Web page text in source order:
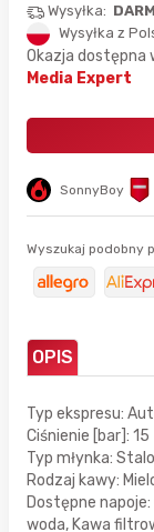
SonnyBoy
Wysyłka:
Wysyłka z
Okazja dostępna
Media Expert
Wyszukaj podobny
OPIS
Typ ekspresu:
Ciśnienie [bar]: 15
Typ młynka:
Rodzaj kawy:
Dostępne
woda, Kawa